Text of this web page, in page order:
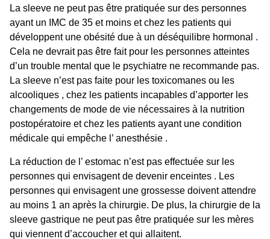
La sleeve ne peut pas être pratiquée sur des personnes
ayant un
IMC de 35 et moins et chez les patients qui
développent une obésité due à un déséquilibre hormonal .
Cela ne devrait pas être fait pour les personnes atteintes
d’un trouble mental que le psychiatre ne recommande pas.
La sleeve n’est pas faite pour les toxicomanes ou les
alcooliques , chez les patients incapables d’apporter les
changements de mode de vie nécessaires à la nutrition
postopératoire et chez les patients ayant une condition
médicale qui empêche l’ anesthésie .
La réduction de l’ estomac n’est pas effectuée sur les
personnes qui envisagent de devenir enceintes . Les
personnes qui envisagent une grossesse doivent attendre
au moins 1 an après la chirurgie. De plus, la chirurgie de la
sleeve gastrique ne peut pas être pratiquée sur les mères
qui viennent d’accoucher et qui allaitent.